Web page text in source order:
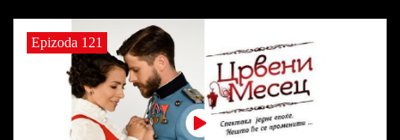
Epizoda 121